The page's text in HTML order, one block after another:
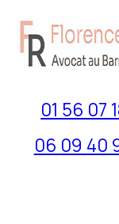
01 56 07
06 09 40